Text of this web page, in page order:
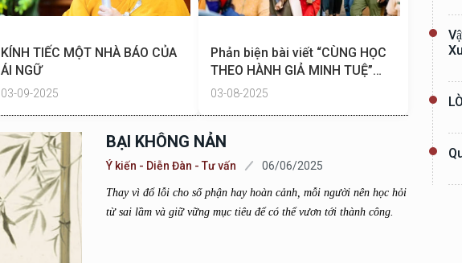
KÍNH TIẾC MỘT NHÀ BÁO CỦA
ÁI NGỮ
03-09-2025
Phản biện bài viết “CÙNG HỌC
THEO HÀNH GIẢ MINH TUỆ”
(Lê Anh Tú)
03-08-2025
BẠI KHÔNG NẢN
Ý kiến - Diễn Đàn - Tư vấn 06/06/2025
Thay vì đổ lỗi cho số phận hay hoàn cảnh, mỗi người nên học hỏi
từ sai lầm và giữ vững mục tiêu để có thể vươn tới thành công.